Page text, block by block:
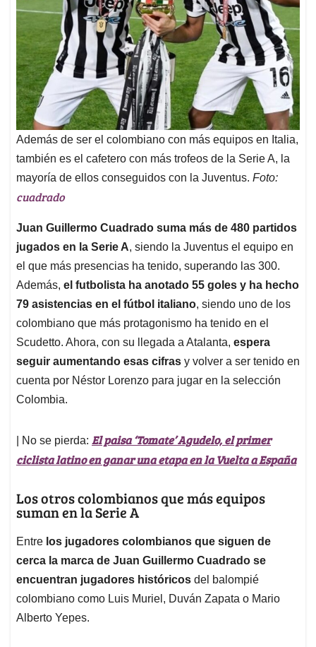
Además de ser el colombiano con más equipos en Italia,
también es el cafetero con más trofeos de la Serie A, la
mayoría de ellos conseguidos con la Juventus. Foto:
cuadrado
Juan Guillermo Cuadrado suma más de 480 partidos
jugados en la Serie A, siendo la Juventus el equipo en
el que más presencias ha tenido, superando las 300.
Además, el futbolista ha anotado 55 goles y ha hecho
79 asistencias en el fútbol italiano, siendo uno de los
colombiano que más protagonismo ha tenido en el
Scudetto. Ahora, con su llegada a Atalanta, espera
seguir aumentando esas cifras y volver a ser tenido en
cuenta por Néstor Lorenzo para jugar en la selección
Colombia.
| No se pierda: El paisa ‘Tomate’ Agudelo, el primer
ciclista latino en ganar una etapa en la Vuelta a España
Los otros colombianos que más equipos
suman en la Serie A
Entre los jugadores colombianos que siguen de
cerca la marca de Juan Guillermo Cuadrado se
encuentran jugadores históricos del balompié
colombiano como Luis Muriel, Duván Zapata o Mario
Alberto Yepes.